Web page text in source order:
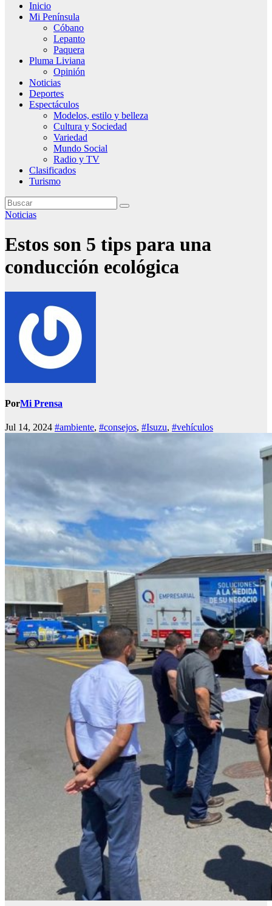
Inicio
Mi Península
Cóbano
Lepanto
Paquera
Pluma Liviana
Opinión
Noticias
Deportes
Espectáculos
Modelos, estilo y belleza
Cultura y Sociedad
Variedad
Mundo Social
Radio y TV
Clasificados
Turismo
Noticias
Estos son 5 tips para una
conducción ecológica
PorMi Prensa
Jul 14, 2024 #ambiente, #consejos, #Isuzu, #vehículos